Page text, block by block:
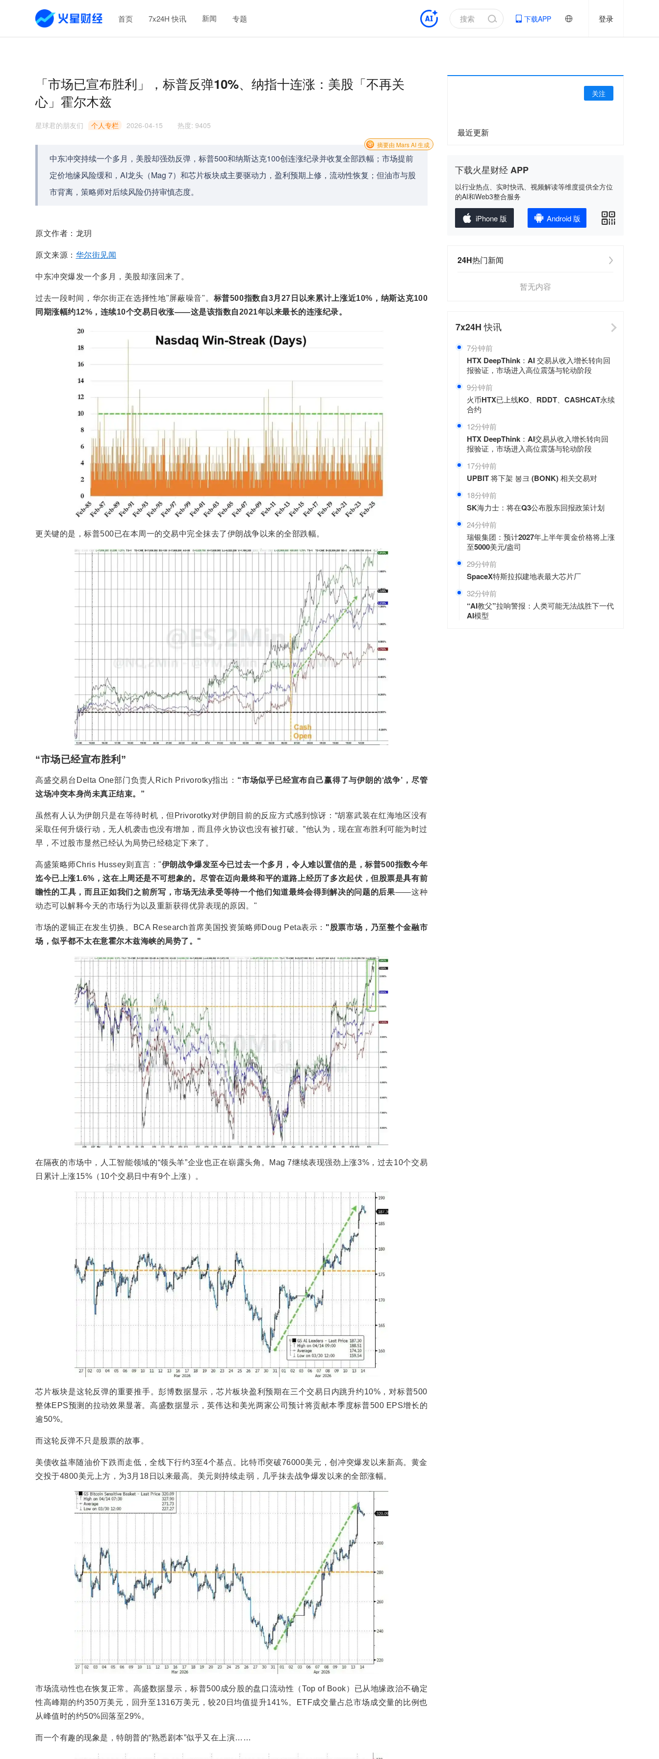
首页 7x24H 快讯 新闻 专题 下载APP 登录
「市场已宣布胜利」，标普反弹10%、纳指十连涨：美股「不再关
心」霍尔木兹
星球君的朋友们 个人专栏 2026-04-15 热度: 9405
中东冲突持续一个多月，美股却强劲反弹，标普500和纳斯达克100创连涨纪录并收复全部跌幅；市场提前
定价地缘风险缓和，AI龙头（Mag 7）和芯片板块成主要驱动力，盈利预期上修，流动性恢复；但油市与股
市背离，策略师对后续风险仍持审慎态度。
摘要由 Mars AI 生成
原文作者：龙玥
原文来源： 华尔街见闻
中东冲突爆发一个多月，美股却涨回来了。
过去一段时间，华尔街正在选择性地"屏蔽噪音"。 标普500指数自3月27日以来累计上涨近10%，纳斯达克100
同期涨幅约12%，连续10个交易日收涨——这是该指数自2021年以来最长的连涨纪录。
更关键的是，标普500已在本周一的交易中完全抹去了伊朗战争以来的全部跌幅。
“市场已经宣布胜利”
高盛交易台Delta One部门负责人Rich Privorotky指出： “市场似乎已经宣布自己赢得了与伊朗的‘战争’，尽管
这场冲突本身尚未真正结束。”
虽然有人认为伊朗只是在等待时机，但Privorotky对伊朗目前的反应方式感到惊讶：“胡塞武装在红海地区没有
采取任何升级行动，无人机袭击也没有增加，而且停火协议也没有被打破。”他认为，现在宣布胜利可能为时过
早，不过股市显然已经认为局势已经稳定下来了。
高盛策略师Chris Hussey则直言："伊朗战争爆发至今已过去一个多月，令人难以置信的是，标普500指数今年
迄今已上涨1.6%，这在上周还是不可想象的。尽管在迈向最终和平的道路上经历了多次起伏，但股票是具有前
瞻性的工具，而且正如我们之前所写，市场无法承受等待一个他们知道最终会得到解决的问题的后果——这种
动态可以解释今天的市场行为以及重新获得优异表现的原因。"
市场的逻辑正在发生切换。BCA Research首席美国投资策略师Doug Peta表示： "股票市场，乃至整个金融市
场，似乎都不太在意霍尔木兹海峡的局势了。"
在隔夜的市场中，人工智能领域的“领头羊”企业也正在崭露头角。Mag 7继续表现强劲上涨3%，过去10个交易
日累计上涨15%（10个交易日中有9个上涨）。
芯片板块是这轮反弹的重要推手。彭博数据显示，芯片板块盈利预期在三个交易日内跳升约10%，对标普500
整体EPS预测的拉动效果显著。高盛数据显示，英伟达和美光两家公司预计将贡献本季度标普500 EPS增长的
逾50%。
而这轮反弹不只是股票的故事。
美债收益率随油价下跌而走低，全线下行约3至4个基点。比特币突破76000美元，创冲突爆发以来新高。黄金
交投于4800美元上方，为3月18日以来最高。美元则持续走弱，几乎抹去战争爆发以来的全部涨幅。
市场流动性也在恢复正常。高盛数据显示，标普500成分股的盘口流动性（Top of Book）已从地缘政治不确定
性高峰期的约350万美元，回升至1316万美元，较20日均值提升141%。ETF成交量占总市场成交量的比例也
从峰值时的约50%回落至29%。
而一个有趣的现象是，特朗普的“熟悉剧本”似乎又在上演……
关注
最近更新
下载火星财经 APP
以行业热点、实时快讯、视频解读等维度提供全方位
的AI和Web3整合服务
iPhone 版 Android 版
24H热门新闻
暂无内容
7x24H快讯
7分钟前
HTX DeepThink：AI 交易从收入增长转向回
报验证，市场进入高位震荡与轮动阶段
9分钟前
火币HTX已上线KO、RDDT、CASHCAT永续
合约
12分钟前
HTX DeepThink：AI交易从收入增长转向回
报验证，市场进入高位震荡与轮动阶段
17分钟前
UPBIT 将下架 봉크 (BONK) 相关交易对
18分钟前
SK海力士：将在Q3公布股东回报政策计划
24分钟前
瑞银集团：预计2027年上半年黄金价格将上涨
至5000美元/盎司
29分钟前
SpaceX特斯拉拟建地表最大芯片厂
32分钟前
“AI教父”拉响警报：人类可能无法战胜下一代
AI模型